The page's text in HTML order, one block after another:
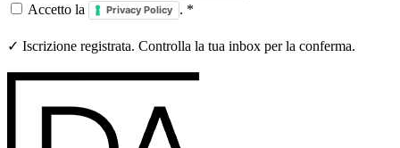
Accetto la Privacy Policy . *
✓ Iscrizione registrata. Controlla la tua inbox per la conferma.